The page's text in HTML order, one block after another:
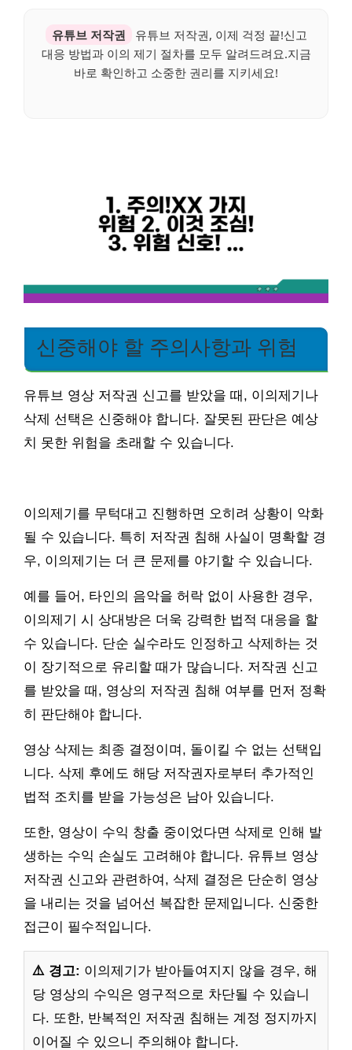
유튜브 저작권
유튜브 저작권, 이제 걱정 끝!신고
대응 방법과 이의 제기 절차를 모두 알려드려요.지금
바로 확인하고 소중한 권리를 지키세요!
신중해야 할 주의사항과 위험
유튜브 영상 저작권 신고를 받았을 때, 이의제기나
삭제 선택은 신중해야 합니다. 잘못된 판단은 예상
치 못한 위험을 초래할 수 있습니다.
이의제기를 무턱대고 진행하면 오히려 상황이 악화
될 수 있습니다. 특히 저작권 침해 사실이 명확할 경
우, 이의제기는 더 큰 문제를 야기할 수 있습니다.
예를 들어, 타인의 음악을 허락 없이 사용한 경우,
이의제기 시 상대방은 더욱 강력한 법적 대응을 할
수 있습니다. 단순 실수라도 인정하고 삭제하는 것
이 장기적으로 유리할 때가 많습니다. 저작권 신고
를 받았을 때, 영상의 저작권 침해 여부를 먼저 정확
히 판단해야 합니다.
영상 삭제는 최종 결정이며, 돌이킬 수 없는 선택입
니다. 삭제 후에도 해당 저작권자로부터 추가적인
법적 조치를 받을 가능성은 남아 있습니다.
또한, 영상이 수익 창출 중이었다면 삭제로 인해 발
생하는 수익 손실도 고려해야 합니다. 유튜브 영상
저작권 신고와 관련하여, 삭제 결정은 단순히 영상
을 내리는 것을 넘어선 복잡한 문제입니다. 신중한
접근이 필수적입니다.
⚠️ 경고: 이의제기가 받아들여지지 않을 경우, 해
당 영상의 수익은 영구적으로 차단될 수 있습니
다. 또한, 반복적인 저작권 침해는 계정 정지까지
이어질 수 있으니 주의해야 합니다.